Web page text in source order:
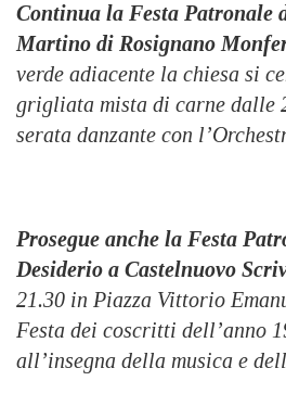
Continua la Festa Patronale
Martino di Rosignano
verde adiacente la chiesa si
grigliata mista di carne dalle
serata danzante con
Prosegue anche la Festa
Desiderio a Castelnuovo
21.30 in Piazza Vittorio
Festa dei coscritti dell’anno
all’insegna della musica e